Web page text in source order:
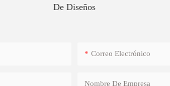
De Diseños
Correo Electrónico
Nombre De Empresa